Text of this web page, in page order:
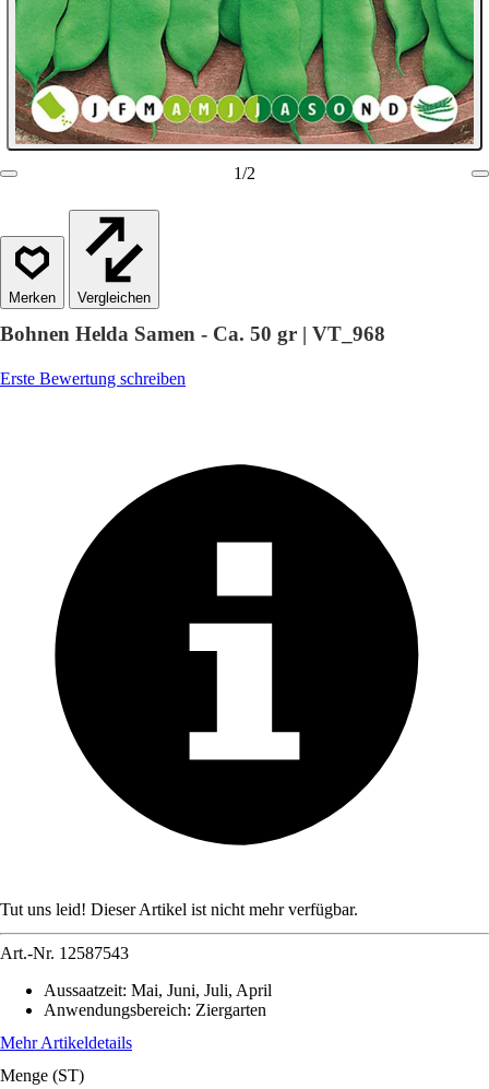
1/2
Vergleichen
Bohnen Helda Samen - Ca. 50 gr | VT_968
Erste Bewertung schreiben
Tut uns leid! Dieser Artikel ist nicht mehr verfügbar.
Art.-Nr. 12587543
Aussaatzeit: Mai, Juni, Juli, April
Anwendungsbereich: Ziergarten
Mehr Artikeldetails
Menge (ST)